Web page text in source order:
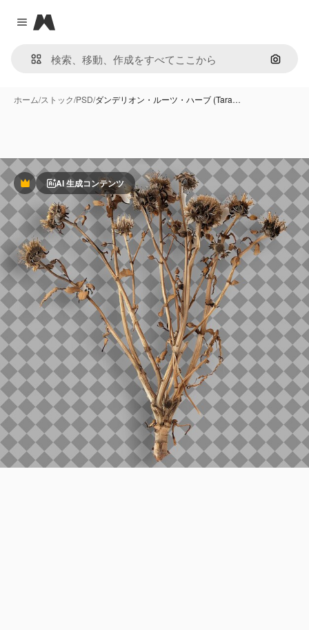
Close menu
Magnific
画像で
ホーム/ストック/PSD/ダンデリオン・ルーツ・ハーブ (Tara…
PremiumAI 生成コンテンツ